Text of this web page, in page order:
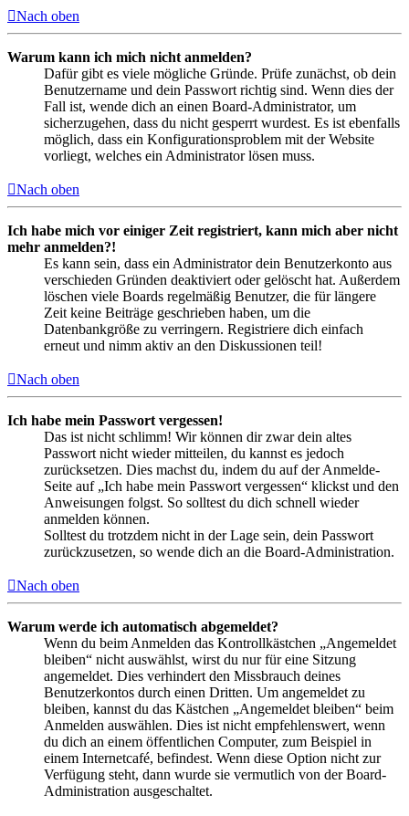
Nach oben
Warum kann ich mich nicht anmelden?
Dafür gibt es viele mögliche Gründe. Prüfe zunächst, ob dein
Benutzername und dein Passwort richtig sind. Wenn dies der
Fall ist, wende dich an einen Board-Administrator, um
sicherzugehen, dass du nicht gesperrt wurdest. Es ist ebenfalls
möglich, dass ein Konfigurationsproblem mit der Website
vorliegt, welches ein Administrator lösen muss.
Nach oben
Ich habe mich vor einiger Zeit registriert, kann mich aber nicht
mehr anmelden?!
Es kann sein, dass ein Administrator dein Benutzerkonto aus
verschieden Gründen deaktiviert oder gelöscht hat. Außerdem
löschen viele Boards regelmäßig Benutzer, die für längere
Zeit keine Beiträge geschrieben haben, um die
Datenbankgröße zu verringern. Registriere dich einfach
erneut und nimm aktiv an den Diskussionen teil!
Nach oben
Ich habe mein Passwort vergessen!
Das ist nicht schlimm! Wir können dir zwar dein altes
Passwort nicht wieder mitteilen, du kannst es jedoch
zurücksetzen. Dies machst du, indem du auf der Anmelde-
Seite auf „Ich habe mein Passwort vergessen“ klickst und den
Anweisungen folgst. So solltest du dich schnell wieder
anmelden können.
Solltest du trotzdem nicht in der Lage sein, dein Passwort
zurückzusetzen, so wende dich an die Board-Administration.
Nach oben
Warum werde ich automatisch abgemeldet?
Wenn du beim Anmelden das Kontrollkästchen „Angemeldet
bleiben“ nicht auswählst, wirst du nur für eine Sitzung
angemeldet. Dies verhindert den Missbrauch deines
Benutzerkontos durch einen Dritten. Um angemeldet zu
bleiben, kannst du das Kästchen „Angemeldet bleiben“ beim
Anmelden auswählen. Dies ist nicht empfehlenswert, wenn
du dich an einem öffentlichen Computer, zum Beispiel in
einem Internetcafé, befindest. Wenn diese Option nicht zur
Verfügung steht, dann wurde sie vermutlich von der Board-
Administration ausgeschaltet.